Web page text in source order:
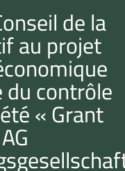
de la
au projet
contrôle
« Grant